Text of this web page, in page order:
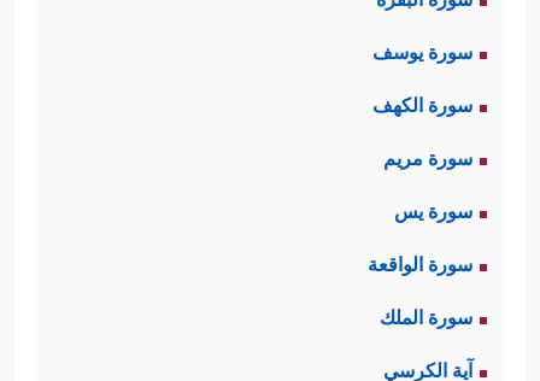
سورة يوسف
سورة الكهف
سورة مريم
سورة يس
سورة الواقعة
سورة الملك
آية الكرسي